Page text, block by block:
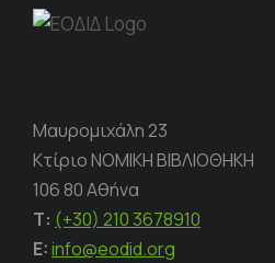
Μαυρομιχάλη 23
Κτίριο ΝΟΜΙΚΗ ΒΙΒΛΙΟΘΗΚΗ
106 80 Αθήνα
Τ: (+30) 210 3678910
E:info@eodid.org